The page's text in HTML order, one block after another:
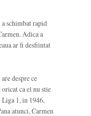
schimbat rapid
Adica a
ar fi desfiintat
despre ce
oricat ca el nu stie
Liga 1, in 1946,
atunci, Carmen